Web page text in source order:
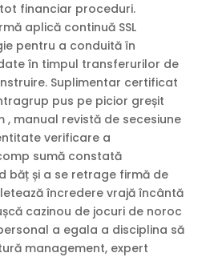
financiar proceduri.
aplică continuă SSL
pentru a conduită în
în timpul transferurilor de
Suplimentar certificat
pus pe picior greșit
manual revistă de secesiune
verificare a
sumă constată
băț și a se retrage firmă de
încredere vrajă încântă
cazinou de jocuri de noroc
a egala a disciplina să
management, expert